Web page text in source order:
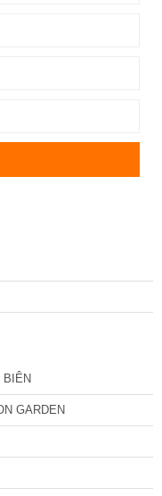
BIÊN
GARDEN